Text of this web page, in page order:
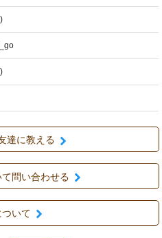
達に教える
問い合わせる
いて